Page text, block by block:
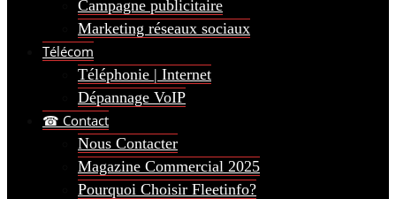
Campagne publicitaire
Marketing réseaux sociaux
Télécom
Téléphonie | Internet
Dépannage VoIP
☎ Contact
Nous Contacter
Magazine Commercial 2025
Pourquoi Choisir Fleetinfo?